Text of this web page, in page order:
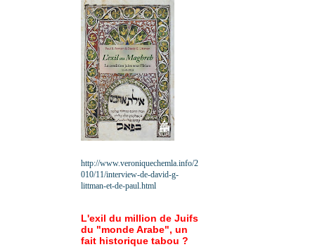
http://www.veroniquechemla.info/2
010/11/interview-de-david-g-
littman-et-de-paul.html
L'exil du million de Juifs
du "monde Arabe", un
fait historique tabou ?